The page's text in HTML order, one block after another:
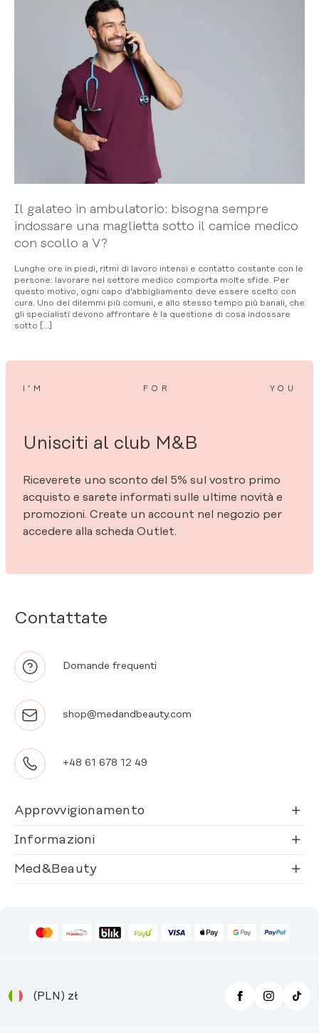
Il galateo in ambulatorio: bisogna sempre
indossare una maglietta sotto il camice medico
con scollo a V?
Lunghe ore in piedi, ritmi di lavoro intensi e contatto costante con le
persone: lavorare nel settore medico comporta molte sfide. Per
questo motivo, ogni capo d’abbigliamento deve essere scelto con
cura. Uno dei dilemmi più comuni, e allo stesso tempo più banali, che
gli specialisti devono affrontare è la questione di cosa indossare
sotto […]
Contattate
Domande frequenti
shop@medandbeauty.com
+48 61 678 12 49
Approvvigionamento
Informazioni
Med&Beauty
I’M FOR YOU
Unisciti al club M&B
Riceverete uno sconto del 5% sul vostro primo
acquisto e sarete informati sulle ultime novità e
promozioni. Create un account nel negozio per
accedere alla scheda Outlet.
(PLN) zł